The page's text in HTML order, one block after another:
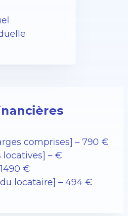
comprises] – 790 €
locatives] – €
€
locataire] – 494 €